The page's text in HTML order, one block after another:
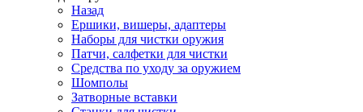
Назад
Ершики, вишеры, адаптеры
Наборы для чистки оружия
Патчи, салфетки для чистки
Средства по уходу за оружием
Шомполы
Затворные вставки